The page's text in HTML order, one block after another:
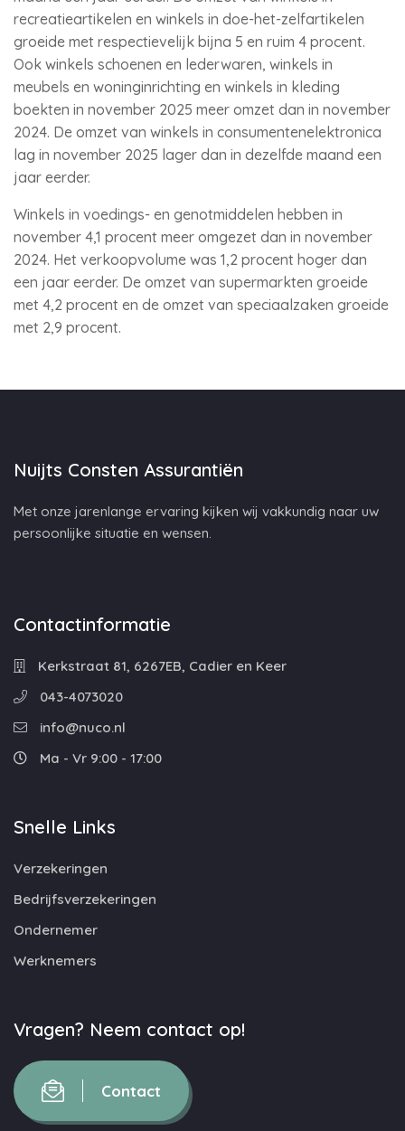
recreatieartikelen en winkels in doe-het-zelfartikelen
groeide met respectievelijk bijna 5 en ruim 4 procent.
Ook winkels schoenen en lederwaren, winkels in
meubels en woninginrichting en winkels in kleding
boekten in november 2025 meer omzet dan in november
2024. De omzet van winkels in consumentenelektronica
lag in november 2025 lager dan in dezelfde maand een
jaar eerder.
Winkels in voedings- en genotmiddelen hebben in
november 4,1 procent meer omgezet dan in november
2024. Het verkoopvolume was 1,2 procent hoger dan
een jaar eerder. De omzet van supermarkten groeide
met 4,2 procent en de omzet van speciaalzaken groeide
met 2,9 procent.
Nuijts Consten Assurantiën
Met onze jarenlange ervaring kijken wij vakkundig naar uw
persoonlijke situatie en wensen.
Contactinformatie
Kerkstraat 81, 6267EB, Cadier en Keer
043-4073020
info@nuco.nl
Ma - Vr 9:00 - 17:00
Snelle Links
Verzekeringen
Bedrijfsverzekeringen
Ondernemer
Werknemers
Vragen? Neem contact op!
Contact